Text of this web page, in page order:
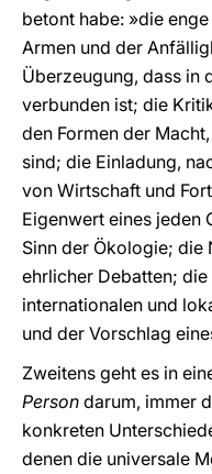
betont habe: »die
Armen und der
Überzeugung, dass in
verbunden ist; die
den Formen der
sind; die Einladung,
von Wirtschaft und
Eigenwert eines jeden
Sinn der Ökologie;
ehrlicher Debatten;
internationalen und
und der Vorschlag
Zweitens geht es in
Person darum, immer
konkreten
denen die universale